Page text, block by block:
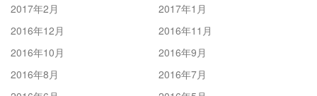
2017年2月
2017年1月
2016年12月
2016年11月
2016年10月
2016年9月
2016年8月
2016年7月